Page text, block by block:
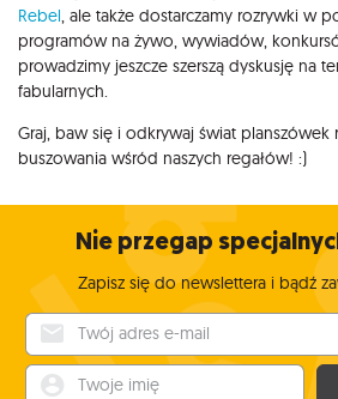
Rebel, ale także dostarczamy rozrywki w
programów na żywo, wywiadów,
prowadzimy jeszcze szerszą dyskusję na
fabularnych.
Graj, baw się i odkrywaj świat planszówek
buszowania wśród naszych regałów! :)
Nie przegap
Zapisz się do newslettera i bądź